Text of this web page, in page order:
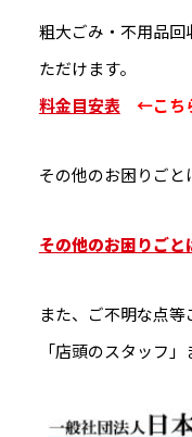
粗大ごみ・不用品
ただけます。
料金目安表
←こち
その他のお困りごと
その他のお困りごと
また、ご不明な点
「店頭のスタッフ